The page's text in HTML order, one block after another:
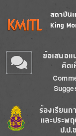
Image
ข้อเสนอแ
คิดเ
Image
ร้องเรียนก
และประพ
ป.ป.